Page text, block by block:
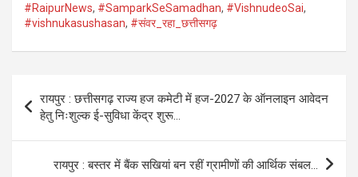
#RaipurNews, #SamparkSeSamadhan, #VishnudeoSai,
#vishnukasushasan, #संवर_रहा_छत्तीसगढ़
navigation
रायपुर : छत्तीसगढ़ राज्य हज कमेटी में हज-2027 के ऑनलाइन आवेदन
हेतु निःशुल्क ई-सुविधा केंद्र शुरू…
रायपुर : बस्तर में बैंक सखियां बन रहीं ग्रामीणों की आर्थिक संबल…